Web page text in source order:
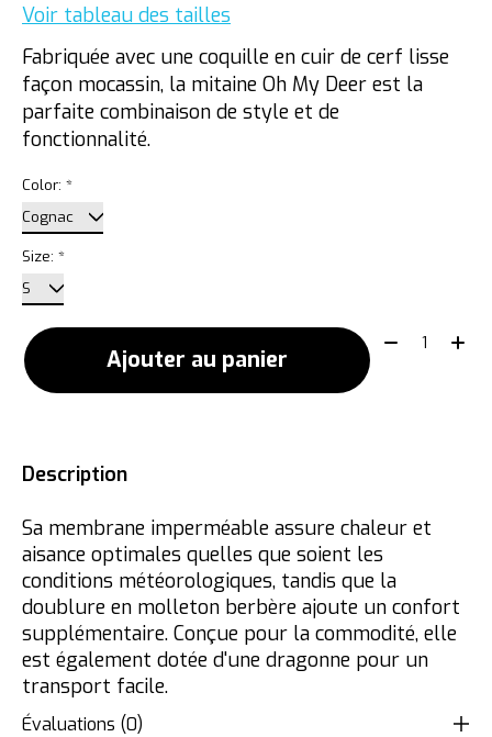
Voir tableau des tailles
Fabriquée avec une coquille en cuir de cerf lisse
façon mocassin, la mitaine Oh My Deer est la
parfaite combinaison de style et de
fonctionnalité.
Color: *
Size: *
Ajouter au panier
Quantité:
Description
Sa membrane imperméable assure chaleur et
aisance optimales quelles que soient les
conditions météorologiques, tandis que la
doublure en molleton berbère ajoute un confort
supplémentaire. Conçue pour la commodité, elle
est également dotée d'une dragonne pour un
transport facile.
Évaluations (0)